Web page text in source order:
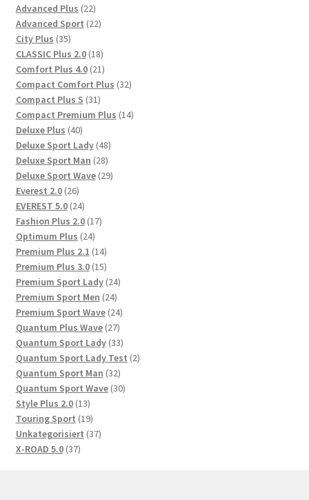
Advanced Plus 2222
Produkte
Advanced Sport 2222
City Plus 3535
Produkte
CLASSIC Plus 2.0 1818
Produkte
Comfort Plus 4.0 2121
Produkte
Compact Comfort Plus 3232
Compact Plus S 3131
Produkte
Compact Premium Plus 1414
Deluxe Plus 4040
Produkte
Deluxe Sport Lady 4848
Produkte
Deluxe Sport Man 2828
Produkte
Deluxe Sport Wave 2929
Everest 2.0 2626
Produkte
EVEREST 5.0 2424
Produkte
Fashion Plus 2.0 1717
Optimum Plus 2424
Produkte
Premium Plus 2.1 1414
Produkte
Premium Plus 3.0 1515
Produkte
Premium Sport Lady 2424
Premium Sport Men 2424
Produkte
Premium Sport Wave 2424
Produkte
Quantum Plus Wave 2727
Produkte
Quantum Sport Lady 3333
Produkte
Quantum Sport Lady Test 22
Quantum Sport Man 3232
Produkte
Quantum Sport Wave 3030
Style Plus 2.0 1313
Produkte
Touring Sport 1919
Produkte
Unkategorisiert 3737
X-ROAD 5.0 3737